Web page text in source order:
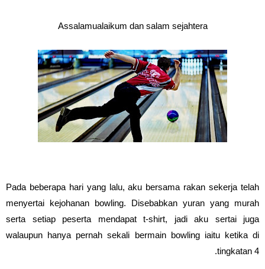
Assalamualaikum dan salam sejahtera
Pada beberapa hari yang lalu, aku bersama rakan sekerja telah
menyertai kejohanan bowling. Disebabkan yuran yang murah
serta setiap peserta mendapat t-shirt, jadi aku sertai juga
walaupun hanya pernah sekali bermain bowling iaitu ketika di
tingkatan 4.